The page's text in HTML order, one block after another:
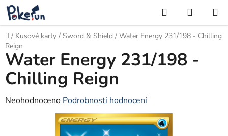
Přejít
na
obsah
Hledat
KOŠÍK
Domů
/ Kusové karty / Sword & Shield / Water Energy 231/198 - Chilling
Reign
Water Energy 231/198 -
Chilling Reign
Průměrné
Neohodnoceno Podrobnosti hodnocení